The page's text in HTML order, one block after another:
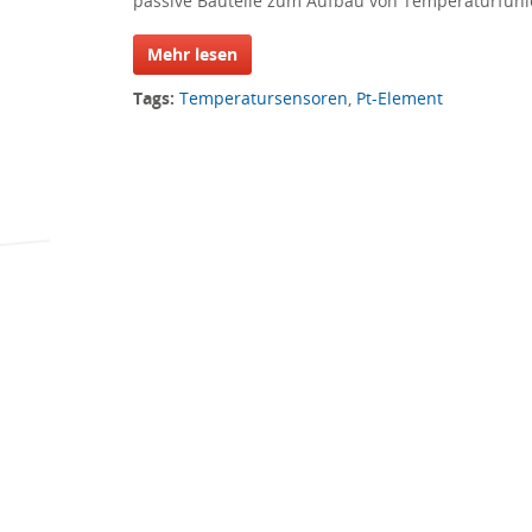
Mehr lesen
Tags: Temperatursensoren, Pt-Element